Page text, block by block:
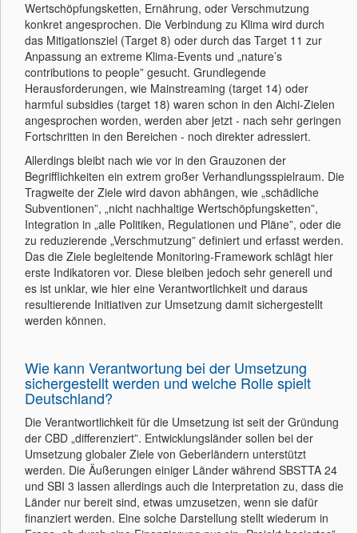
Wertschöpfungsketten, Ernährung, oder Verschmutzung
konkret angesprochen. Die Verbindung zu Klima wird durch
das Mitigationsziel (Target 8) oder durch das Target 11 zur
Anpassung an extreme Klima-Events und „nature’s
contributions to people” gesucht. Grundlegende
Herausforderungen, wie Mainstreaming (target 14) oder
harmful subsidies (target 18) waren schon in den Aichi-Zielen
angesprochen worden, werden aber jetzt - nach sehr geringen
Fortschritten in den Bereichen - noch direkter adressiert.
Allerdings bleibt nach wie vor in den Grauzonen der
Begrifflichkeiten ein extrem großer Verhandlungsspielraum. Die
Tragweite der Ziele wird davon abhängen, wie „schädliche
Subventionen”, „nicht nachhaltige Wertschöpfungsketten”,
Integration in „alle Politiken, Regulationen und Pläne”, oder die
zu reduzierende „Verschmutzung” definiert und erfasst werden.
Das die Ziele begleitende Monitoring-Framework schlägt hier
erste Indikatoren vor. Diese bleiben jedoch sehr generell und
es ist unklar, wie hier eine Verantwortlichkeit und daraus
resultierende Initiativen zur Umsetzung damit sichergestellt
werden können.
Wie kann Verantwortung bei der Umsetzung
sichergestellt werden und welche Rolle spielt
Deutschland?
Die Verantwortlichkeit für die Umsetzung ist seit der Gründung
der CBD „differenziert”. Entwicklungsländer sollen bei der
Umsetzung globaler Ziele von Geberländern unterstützt
werden. Die Äußerungen einiger Länder während SBSTTA 24
und SBI 3 lassen allerdings auch die Interpretation zu, dass die
Länder nur bereit sind, etwas umzusetzen, wenn sie dafür
finanziert werden. Eine solche Darstellung stellt wiederum in